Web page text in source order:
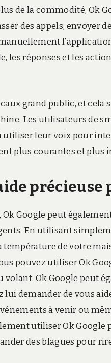
de la commodité, Ok
des appels, envoyer
les réponses et les
grand public, et
Les utilisateurs de
leur voix pour
plus courantes et plus
précieuse
Google peut
En utilisant
de votre
pouvez utiliser Ok
volant. Ok Google peut
demander de vous
à venir ou
utiliser Ok Google
des blagues pour